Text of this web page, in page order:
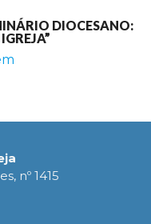
DIOCESANO:
nº 1415